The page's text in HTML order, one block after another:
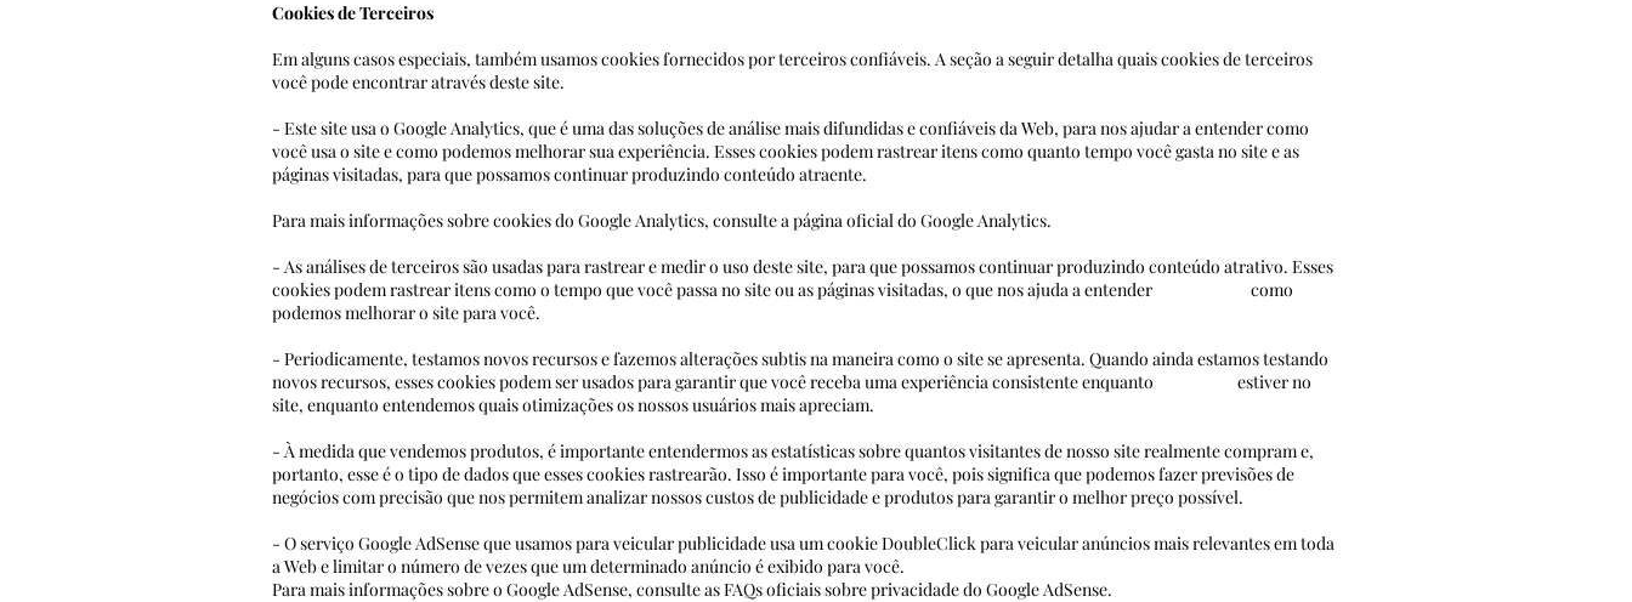
Cookies de Terceiros
Em alguns casos especiais, também usamos cookies fornecidos por terceiros confiáveis. A seção a seguir detalha quais cookies de terceiros
você pode encontrar através deste site.
- Este site usa o Google Analytics, que é uma das soluções de análise mais difundidas e confiáveis ​​da Web, para nos ajudar a entender como
você usa o site e como podemos melhorar sua experiência. Esses cookies podem rastrear itens como quanto tempo você gasta no site e as
páginas visitadas, para que possamos continuar produzindo conteúdo atraente.
Para mais informações sobre cookies do Google Analytics, consulte a página oficial do Google Analytics.
- As análises de terceiros são usadas para rastrear e medir o uso deste site, para que possamos continuar produzindo conteúdo atrativo. Esses
cookies podem rastrear itens como o tempo que você passa no site ou as páginas visitadas, o que nos ajuda a entender como
podemos melhorar o site para você.
- Periodicamente, testamos novos recursos e fazemos alterações subtis na maneira como o site se apresenta. Quando ainda estamos testando
novos recursos, esses cookies podem ser usados ​​para garantir que você receba uma experiência consistente enquanto estiver no
site, enquanto entendemos quais otimizações os nossos usuários mais apreciam.
- À medida que vendemos produtos, é importante entendermos as estatísticas sobre quantos visitantes de nosso site realmente compram e,
portanto, esse é o tipo de dados que esses cookies rastrearão. Isso é importante para você, pois significa que podemos fazer previsões de
negócios com precisão que nos permitem analizar nossos custos de publicidade e produtos para garantir o melhor preço possível.
- O serviço Google AdSense que usamos para veicular publicidade usa um cookie DoubleClick para veicular anúncios mais relevantes em toda
a Web e limitar o número de vezes que um determinado anúncio é exibido para você.
Para mais informações sobre o Google AdSense, consulte as FAQs oficiais sobre privacidade do Google AdSense.